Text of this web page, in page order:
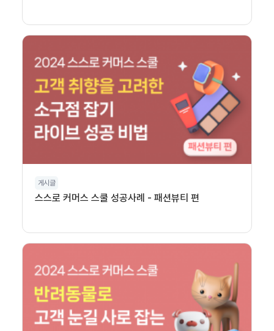
게시글
스스로 커머스 스쿨 성공사례 - 패션뷰티 편